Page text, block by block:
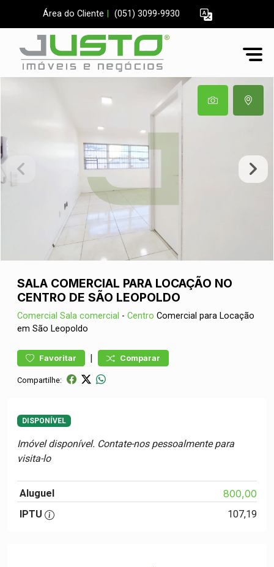
Área do Cliente (051) 3099-9930
SALA COMERCIAL PARA LOCAÇÃO NO
CENTRO DE SÃO LEOPOLDO
Comercial Sala comercial - Centro Comercial para Locação
em São Leopoldo
Favoritar | Comparar
Compartilhe:
DISPONÍVEL
Imóvel disponível. Contate-nos pessoalmente para
visita-lo
Aluguel 800,00
IPTU 107,19